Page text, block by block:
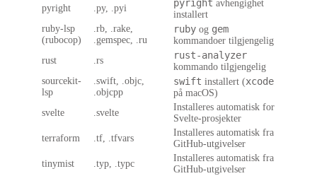
pyright
.py, .pyi pyright avhengighet
installert
ruby-lsp
(rubocop)
.rb, .rake,
.gemspec, .ru
ruby og gem
kommandoer tilgjengelig
rust
.rs rust-analyzer
kommando tilgjengelig
sourcekit-
lsp
.swift, .objc,
.objcpp
swift installert (xcode
på macOS)
svelte
.svelte
Installeres automatisk for
Svelte-prosjekter
terraform
.tf, .tfvars
Installeres automatisk fra
GitHub-utgivelser
tinymist
.typ, .typc
Installeres automatisk fra
GitHub-utgivelser